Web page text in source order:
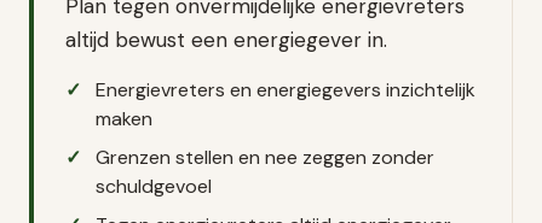
Plan tegen onvermijdelijke energievreters
altijd bewust een energiegever in.
Energievreters en energiegevers inzichtelijk
maken
Grenzen stellen en nee zeggen zonder
schuldgevoel